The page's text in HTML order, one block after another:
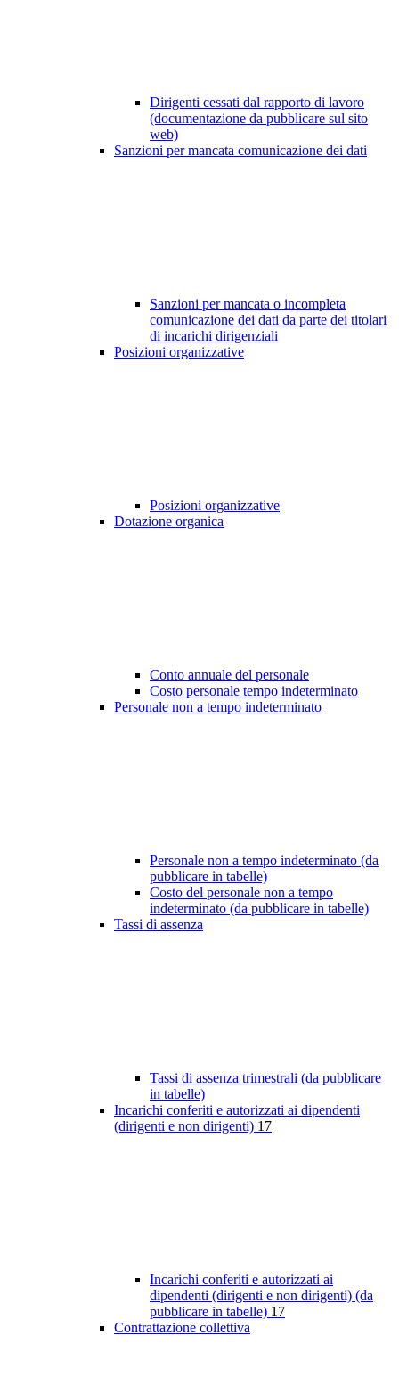
Dirigenti cessati dal rapporto di lavoro
(documentazione da pubblicare sul sito
web)
Sanzioni per mancata comunicazione dei dati
Sanzioni per mancata o incompleta
comunicazione dei dati da parte dei titolari
di incarichi dirigenziali
Posizioni organizzative
Posizioni organizzative
Dotazione organica
Conto annuale del personale
Costo personale tempo indeterminato
Personale non a tempo indeterminato
Personale non a tempo indeterminato (da
pubblicare in tabelle)
Costo del personale non a tempo
indeterminato (da pubblicare in tabelle)
Tassi di assenza
Tassi di assenza trimestrali (da pubblicare
in tabelle)
Incarichi conferiti e autorizzati ai dipendenti
(dirigenti e non dirigenti) 17
Incarichi conferiti e autorizzati ai
dipendenti (dirigenti e non dirigenti) (da
pubblicare in tabelle) 17
Contrattazione collettiva